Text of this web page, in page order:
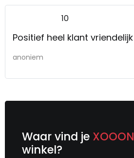
10
Positief heel klant vriendelijk
anoniem
Waar vind je XOOON
winkel?